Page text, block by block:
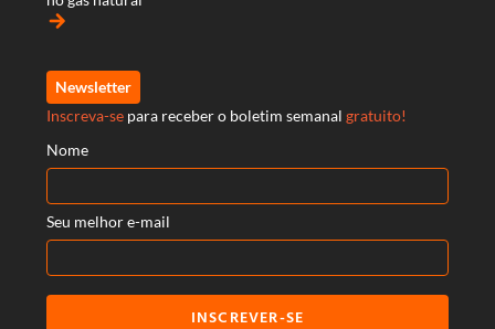
arrow_forward
Newsletter
Inscreva-se para receber o boletim semanal gratuito!
Nome
Seu melhor e-mail
INSCREVER-SE